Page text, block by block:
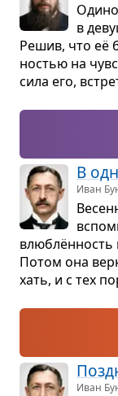
в
Решив, что её
но­стью на
сила его,
В
Иван
влю­блён­ность
Потом она
хать, и с тех
Иван